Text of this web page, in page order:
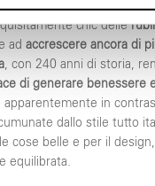
in cui utilizza il
occupano di analisi
i quali potrebbero
che ha fornito loro o
dei loro servizi.
chic delle
ad accrescere ancora di
, con 240 anni di storia,
di generare benessere
apparentemente in
dallo stile tutto
cose belle e per il
equilibrata.